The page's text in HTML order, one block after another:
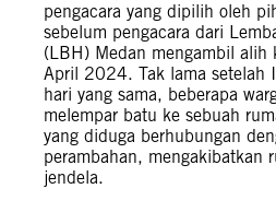
pengacara yang dipilih oleh
sebelum pengacara dari
(LBH) Medan mengambil alih
April 2024. Tak lama setelah
hari yang sama, beberapa
melempar batu ke sebuah
yang diduga berhubungan
perambahan, mengakibatkan
jendela.